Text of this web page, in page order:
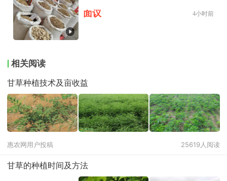
面议 4小时前
相关阅读
甘草种植技术及亩收益
惠农网用户投稿 25619人阅读
甘草的种植时间及方法